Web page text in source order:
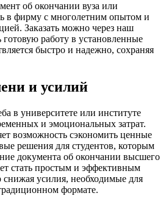
об окончании вуза или
в фирму с многолетним опытом и
Заказать можно через наш
готовую работу в установленные
быстро и надежно, сохраняя
и усилий
в университете или институте
и эмоциональных затрат.
возможность сэкономить ценные
решения для студентов, которым
документа об окончании высшего
стать простым и эффективным
усилия, необходимые для
формате.